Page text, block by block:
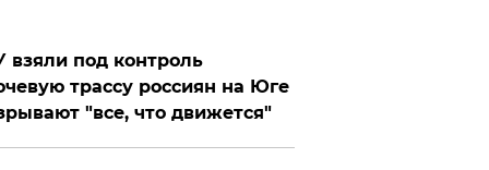
взяли под контроль
трассу россиян на Юге
"все, что движется"